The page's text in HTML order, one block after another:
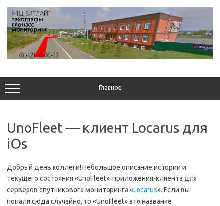
содержимому
Главное
UnoFleet — клиент Locarus для
iOs
Добрый день коллеги! Небольшое описание истории и
текущего состояния «UnoFleet»: приложения-клиента для
серверов спутникового мониторинга «Locarus». Если вы
попали сюда случайно, то «UnoFleet» это название